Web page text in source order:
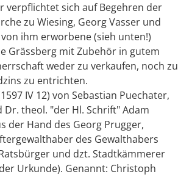
verpflichtet sich auf Begehren der
zu Wiesing, Georg Vasser und
ihm erworbene (sieh unten!)
Grässberg mit Zubehör in gutem
weder zu verkaufen, noch zu
zu entrichten.
IV 12) von Sebastian Puechater,
Dr. theol. "der Hl. Schrift" Adam
der Hand des Georg Prugger,
des Gewalthabers
und dzt. Stadtkämmerer
Urkunde). Genannt: Christoph